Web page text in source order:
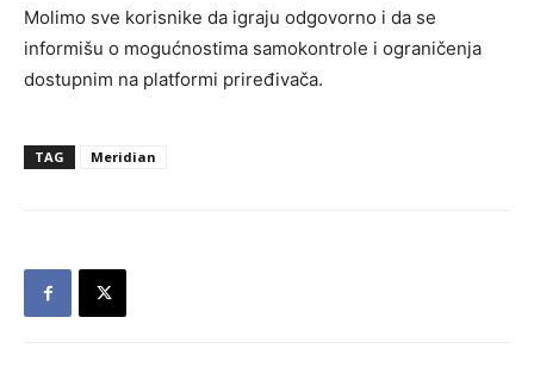
Molimo sve korisnike da igraju odgovorno i da se
informišu o mogućnostima samokontrole i ograničenja
dostupnim na platformi priređivača.
TAG Meridian